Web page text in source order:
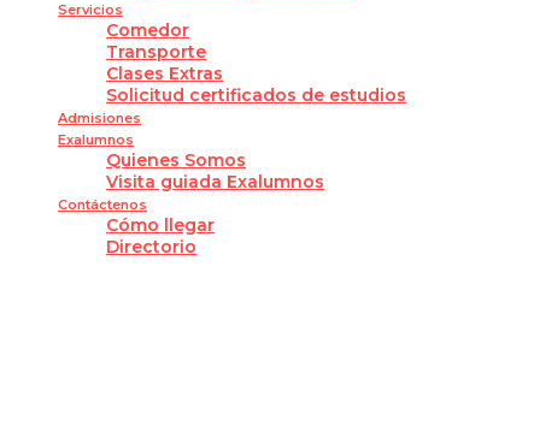
Servicios
Comedor
Transporte
Clases Extras
Solicitud certificados de estudios
Admisiones
Exalumnos
Quienes Somos
Visita guiada Exalumnos
Contáctenos
Cómo llegar
Directorio